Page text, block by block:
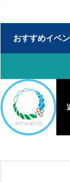
おすすめイベ